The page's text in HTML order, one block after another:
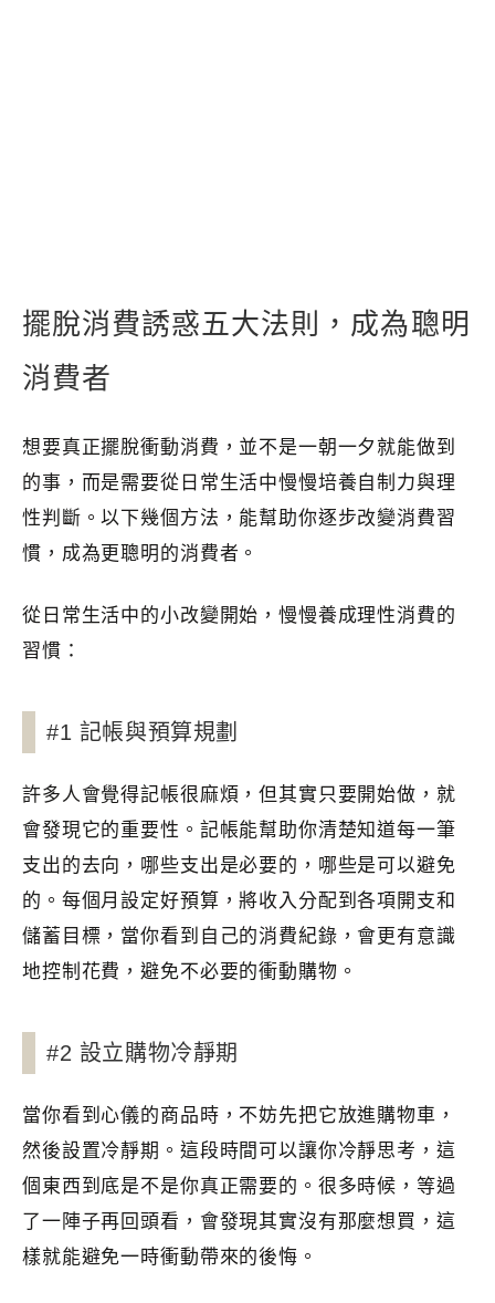
擺脫消費誘惑五大法則，成為聰明
消費者
想要真正擺脫衝動消費，並不是一朝一夕就能做到
的事，而是需要從日常生活中慢慢培養自制力與理
性判斷。以下幾個方法，能幫助你逐步改變消費習
慣，成為更聰明的消費者。
從日常生活中的小改變開始，慢慢養成理性消費的
習慣：
#1 記帳與預算規劃
許多人會覺得記帳很麻煩，但其實只要開始做，就
會發現它的重要性。記帳能幫助你清楚知道每一筆
支出的去向，哪些支出是必要的，哪些是可以避免
的。每個月設定好預算，將收入分配到各項開支和
儲蓄目標，當你看到自己的消費紀錄，會更有意識
地控制花費，避免不必要的衝動購物。
#2 設立購物冷靜期
當你看到心儀的商品時，不妨先把它放進購物車，
然後設置冷靜期。這段時間可以讓你冷靜思考，這
個東西到底是不是你真正需要的。很多時候，等過
了一陣子再回頭看，會發現其實沒有那麼想買，這
樣就能避免一時衝動帶來的後悔。